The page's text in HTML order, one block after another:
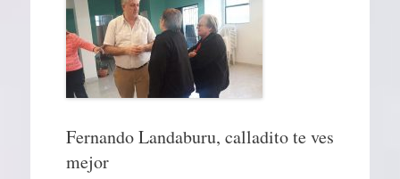
Fernando Landaburu, calladito te ves
mejor